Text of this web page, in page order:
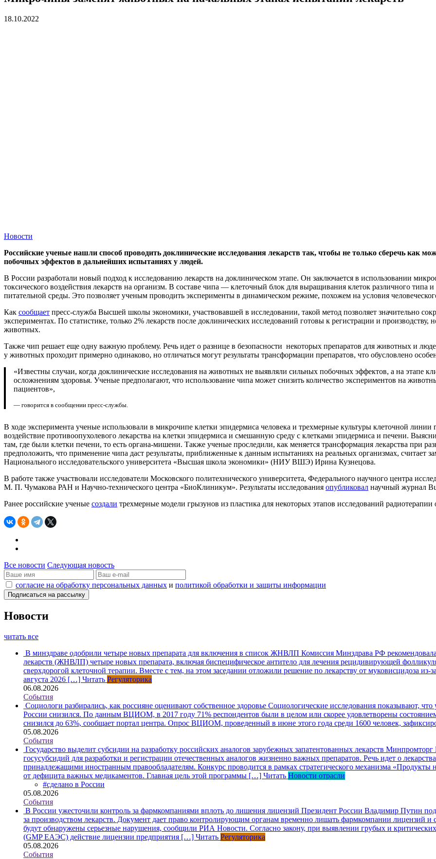
18.10.2022
Новости
Российские ученые нашли способ проводить доклинические исследования лекарств так, чтобы не только сберечь как
побочных эффектов в дальнейших испытаниях у людей.
В России разработали новый подход к исследованию лекарств на доклиническом этапе. Он заключается в использовании
токсического воздействия лекарств на организм. В составе чипа — клеточный блок для выращивания клеток различного типа
питательной среды. Это позволяет ученым проводить эксперименты в динамическом режиме, похожем на условия
Как сообщает пресс-служба Высшей школы экономики, участвовавшей в исследовании, такой метод позволяет значительно
экспериментах. По статистике, только 2% лекарств после доклинических исследований готовы к регистрации и
животных.
Также чип решает еще одну важную проблему. Речь идет о разнице в безопасности некоторых препаратов для животных и
у животных проходит примерно одинаково, но отличаться могут результаты трансформации препаратов, что обусловлено
«Известны случаи, когда доклинические исследования на животных не выявляли сильных побочных эффектов, а на этапе
осложнениям здоровья. Ученые предполагают, что использование чипа может снизить количество экспериментов на
пациентов»,
— говорится в сообщении пресс-службы.
В ходе эксперимента ученые использовали в микрочипе клетки эпидермиса человека и трехмерные культуры клеточной
воздействие противоопухолевого лекарства на клетки эпидермиса и смешанную среду с клетками эпидермиса и печени.
там, где были клетки печени, то есть органа-мишени. Также ученые проследили, как меняется трансформация лекарства при
предположить, что применение чипа даст результаты, приближенные к данным испытаниях на реальных организмах, считает
Национального исследовательского университета «Высшая школа экономики» (НИУ ВШЭ) Ирина Кузнецова.
В работе также участвовали исследователи Московского политехнического университета, Федерального научного центра
М. П. Чумакова РАН и Научно-технического центра «БиоКлиникум». Результаты исследования опубликовал научный журнал
Ранее российские ученые создали трехмерные модели грызунов из пластика для некоторых этапов исследований радиотерапии
Все новости Следующая новость
согласие на обработку персональных данных и политикой обработки и защиты информации
Новости
читать все
В минздраве одобрили четыре новых препарата для включения в список ЖНВЛП Комиссия Минздрава РФ
лекарств (ЖНВЛП) четыре новых препарата, включая биспецифическое антитело для лечения рецидивирующей
сверхдорогой клеточной терапии. Вместе с тем, на этом заседании отложили решение по лекарству от муковисцидоза
августа 2026 […] Читать Регуляторика
06.08.2026
События
Социологи разбирались, как россияне оценивают собственное здоровье Социологические исследования показывают, что
России снизился. По данным ВЦИОМ, в 2017 году 71% респондентов были в целом или скорее удовлетворены состоянием
снизился до 63%, сообщает портал центра. Опрос ВЦИОМ, проведенный в июне этого года среди 1600 человек,
05.08.2026
События
Государство выделит субсидии на разработку российских аналогов зарубежных запатентованных лекарств Минпромторг
госусубсидий для разработки и регистрации отечественных аналогов жизненно важных препаратов. Речь идет о
принадлежащими иностранным правообладателям. Конкурс проводится в рамках стратегического механизма «Продукты
от дефицита важных медикаментов. Главная цель этой программы […] Читать Новости отрасли
#сделано в России
05.08.2026
События
В России ужесточили контроль за фармкомпаниями вплоть до лишения лицензий Президент России Владимир Путин
за производством лекарств. Документ дает право контролирующим органам временно лишать фармкомпании лицензий и
будут обнаружены серьезные нарушения, сообщили РИА Новости. Согласно закону, при выявлении грубых и
(GMP ЕАЭС) действие лицензии предприятия […] Читать Регуляторика
05.08.2026
События